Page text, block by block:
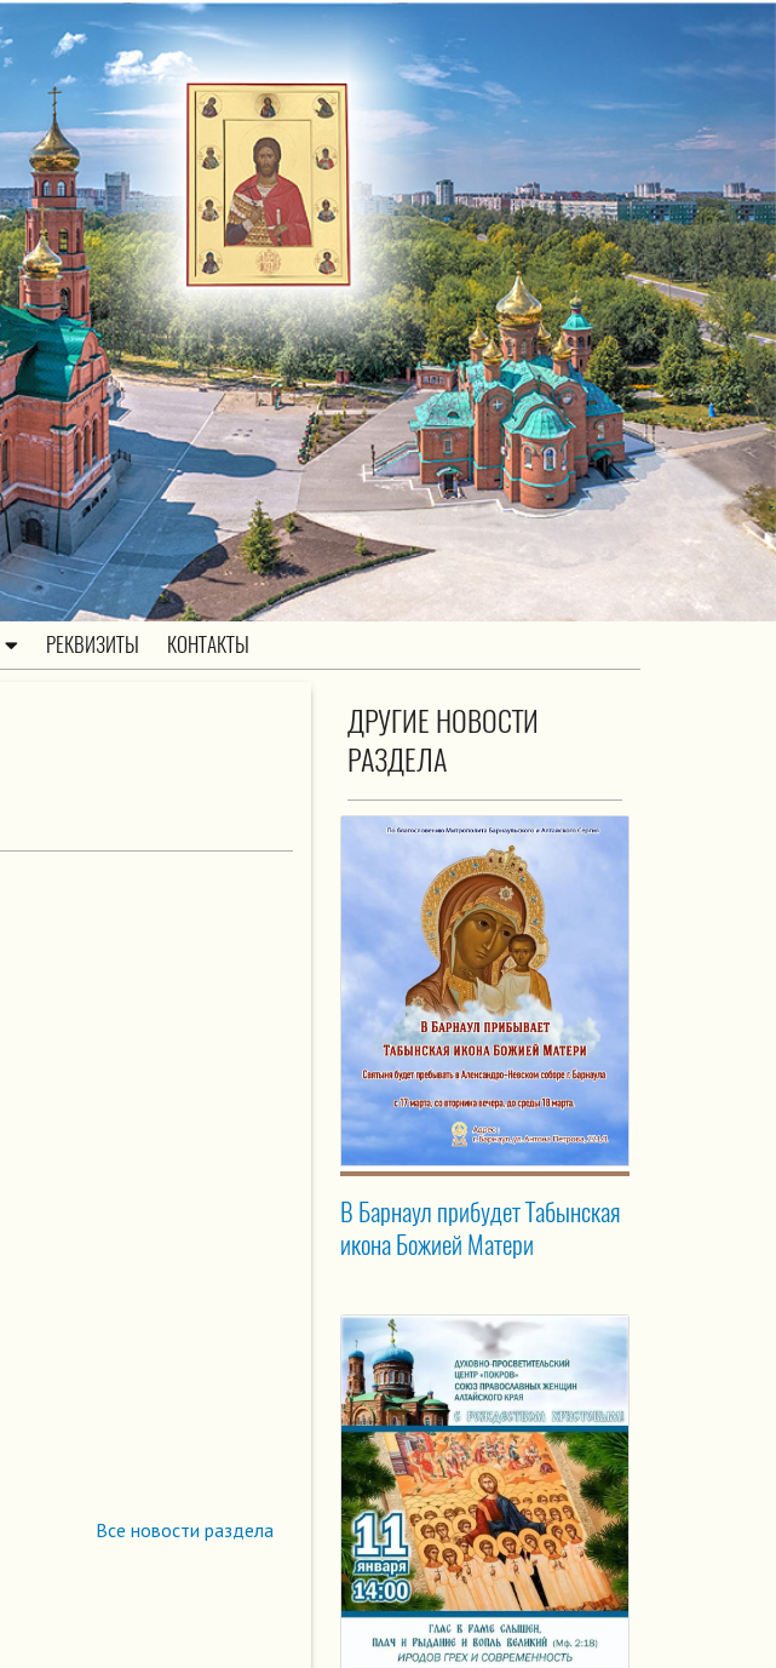
РЕКВИЗИТЫ КОНТАКТЫ
Все новости раздела
ДРУГИЕ НОВОСТИ
РАЗДЕЛА
В Барнаул прибудет Табынская
икона Божией Матери